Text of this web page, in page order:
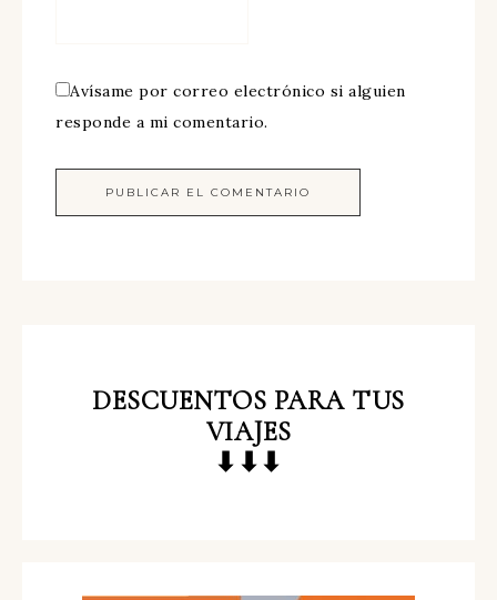
Avísame por correo electrónico si alguien
responde a mi comentario.
DESCUENTOS PARA TUS
VIAJES
⬇⬇⬇